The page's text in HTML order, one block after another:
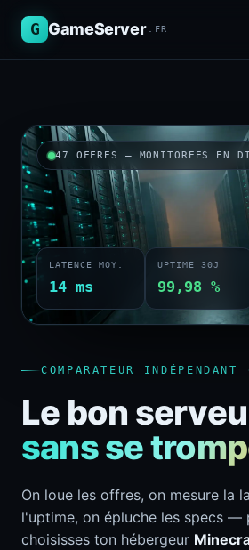
G GameServer .FR
COMPARATEUR
Le bon
sans se
On loue les offres, on mesure la
l'uptime, on épluche les specs —
choisisses ton hébergeur
47 OFFRES — MONITORÉES EN
LATENCE MOY.
14 ms
UPTIME 30J
99,98 %